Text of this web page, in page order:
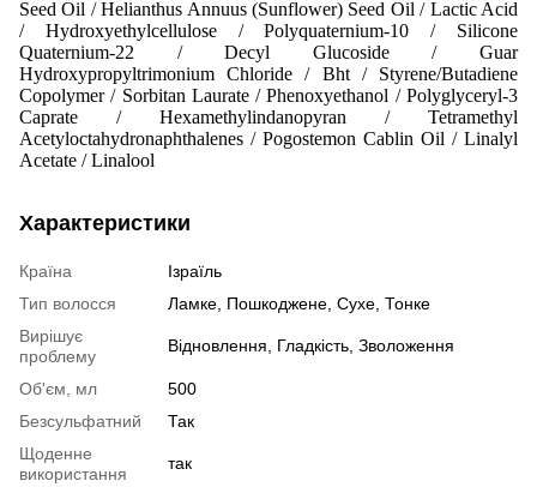
Seed Oil / Helianthus Annuus (Sunflower) Seed Oil / Lactic Acid
/ Hydroxyethylcellulose / Polyquaternium-10 / Silicone
Quaternium-22 / Decyl Glucoside / Guar
Hydroxypropyltrimonium Chloride / Bht / Styrene/Butadiene
Copolymer / Sorbitan Laurate / Phenoxyethanol / Polyglyceryl-3
Caprate / Hexamethylindanopyran / Tetramethyl
Acetyloctahydronaphthalenes / Pogostemon Cablin Oil / Linalyl
Acetate / Linalool
Характеристики
Країна
Ізраїль
Тип волосся
Ламке Пошкоджене Сухе Тонке
Вирішує
проблему
Відновлення Гладкість Зволоження
Об'єм, мл
500
Безсульфатний
Так
Щоденне
використання
так